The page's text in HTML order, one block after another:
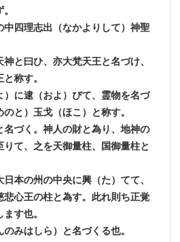
中四理志出（なかよりして）神聖
と曰ひ、亦大梵天王と名づけ、
称す。
）に逮（およ）びて、霊物を名づ
と）玉戈（ほこ）と称す。
名づく。神人の財と為り、地神の
りて、之を天御量柱、国御量柱と
本の州の中央に興（た）てて、
悲心王の柱と為す。此れ則ち正覚
す也。
みはしら）と名づくる也。